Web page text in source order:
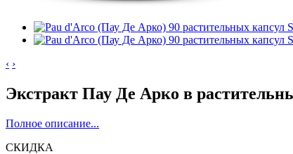
‹ ›
Экстракт Пау Де Арко в
Полное описание...
СКИДКА